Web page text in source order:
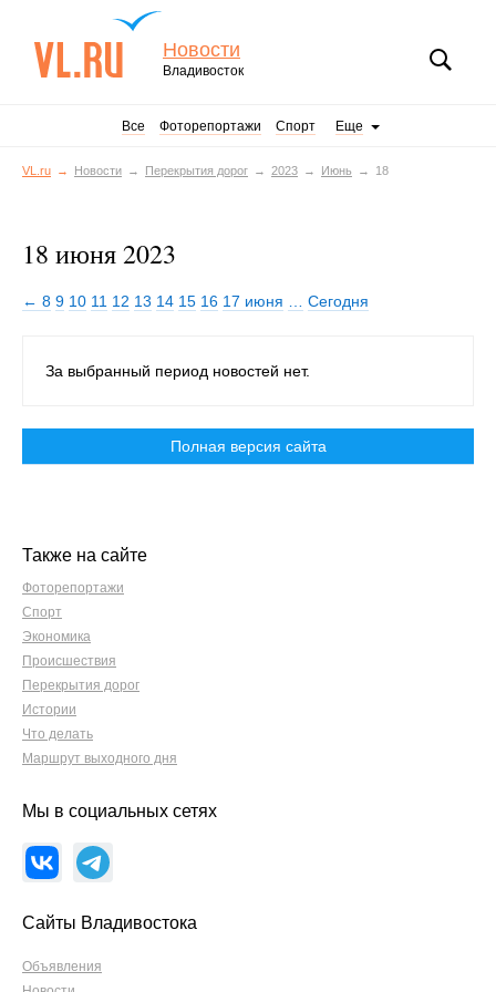
Новости
Владивосток
Все Фоторепортажи Спорт Еще
VL.ru Новости Перекрытия дорог 2023 Июнь 18
18 июня 2023
← 8 9 10 11 12 13 14 15 16 17 июня Сегодня
За выбранный период новостей нет.
Полная версия сайта
Также на сайте
Фоторепортажи
Спорт
Экономика
Происшествия
Перекрытия дорог
Истории
Что делать
Маршрут выходного дня
Мы в социальных сетях
Сайты Владивостока
Объявления